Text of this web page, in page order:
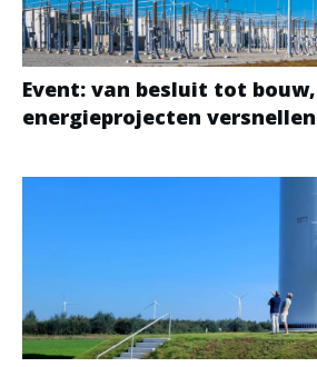
Event: van besluit tot bouw,
energieprojecten versnellen